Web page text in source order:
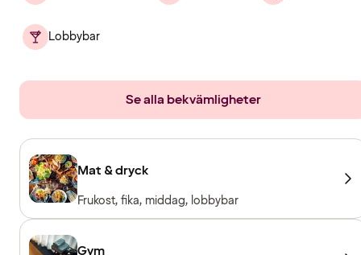
Lobbybar
Se alla bekvämligheter
Mat & dryck
Frukost, fika, middag, lobbybar
Gym